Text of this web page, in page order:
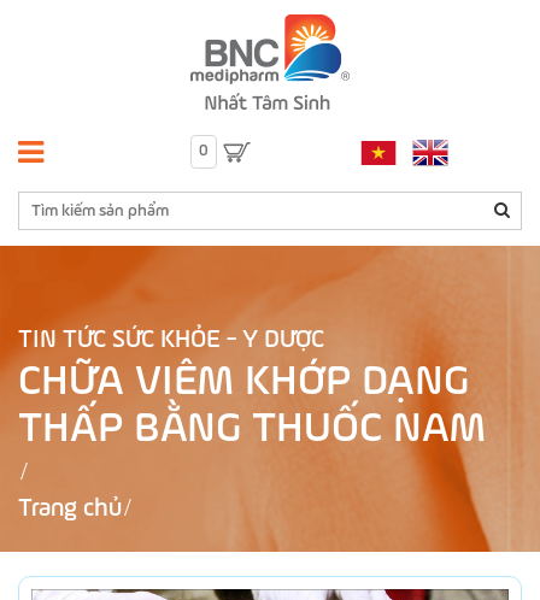
0
TIN TỨC SỨC KHỎE - Y DƯỢC
CHỮA VIÊM KHỚP DẠNG
THẤP BẰNG THUỐC NAM
Trang chủ